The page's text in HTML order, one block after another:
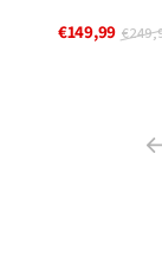
€149,99